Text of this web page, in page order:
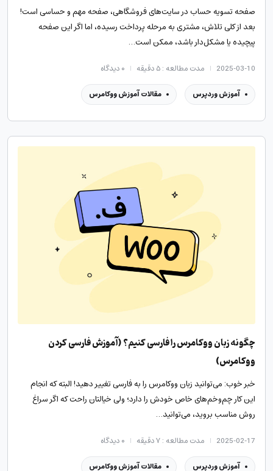
صفحه تسویه حساب در سایت‌های فروشگاهی، صفحه مهم و حساسی است!
بعد از کلی تلاش، مشتری به مرحله پرداخت رسیده، اما اگر این صفحه
پیچیده یا مشکل‌دار باشد، ممکن است…
2025-03-10 مدت مطالعه : ۵ دقیقه ۰دیدگاه
آموزش وردپرس مقالات آموزش ووکامرس
چگونه زبان ووکامرس را فارسی کنیم؟ (آموزش فارسی‌ کردن
ووکامرس)
خبر خوب: می‌توانید زبان ووکامرس را به فارسی تغییر دهید! البته که انجام
این کار چم‌وخم‌های خاص خودش را دارد؛ ولی خیالتان راحت که اگر سراغ
روش مناسب بروید، می‌توانید…
2025-02-17 مدت مطالعه : ۷ دقیقه ۰دیدگاه
آموزش وردپرس مقالات آموزش ووکامرس